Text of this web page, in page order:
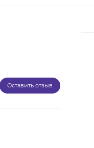
Оставить отзыв